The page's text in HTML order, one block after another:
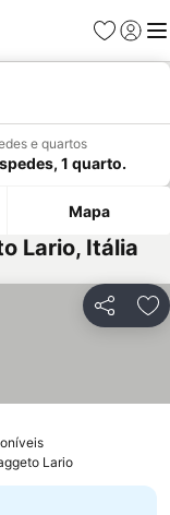
Favoritos
Iniciar
e quartos
1 quarto.
Mapa
Lario, Itália
Partilhar
Lario